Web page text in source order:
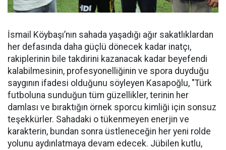
İsmail Köybaşı’nın sahada yaşadığı ağır sakatlıklardan
her defasında daha güçlü dönecek kadar inatçı,
rakiplerinin bile takdirini kazanacak kadar beyefendi
kalabilmesinin, profesyonelliğinin ve spora duyduğu
saygının ifadesi olduğunu söyleyen Kasapoğlu, "Türk
futboluna sunduğun tüm güzellikler, terinin her
damlası ve bıraktığın örnek sporcu kimliği için sonsuz
teşekkürler. Sahadaki o tükenmeyen enerjin ve
karakterin, bundan sonra üstleneceğin her yeni rolde
yolunu aydınlatmaya devam edecek. Jübilen kutlu,